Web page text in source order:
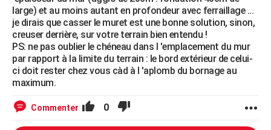
large) et au moins autant en profondeur avec ferraillage ...
je dirais que casser le muret est une bonne solution, sinon,
creuser derrière, sur votre terrain bien entendu !
PS: ne pas oublier le chéneau dans l 'emplacement du mur
par rapport à la limite du terrain : le bord extérieur de celui-
ci doit rester chez vous càd à l 'aplomb du bornage au
maximum.
Commenter 0